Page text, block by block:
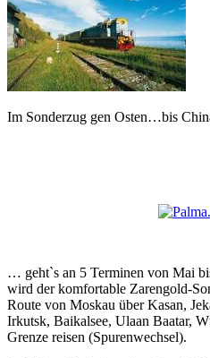
Im Sonderzug gen Osten…bis
… geht`s an 5 Terminen von Mai
wird der komfortable Zarengold-
Route von Moskau über Kasan,
Irkutsk, Baikalsee, Ulaan Baatar,
Grenze reisen (Spurenwechsel).